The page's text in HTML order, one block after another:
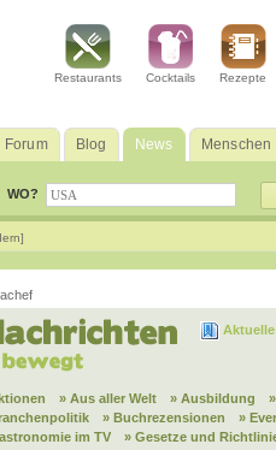
Restaurants Cocktails Rezepte
Forum Blog News Menschen
WO?
» Aus aller Welt » Ausbildung
» Buchrezensionen
»
im TV
» Gesetze und